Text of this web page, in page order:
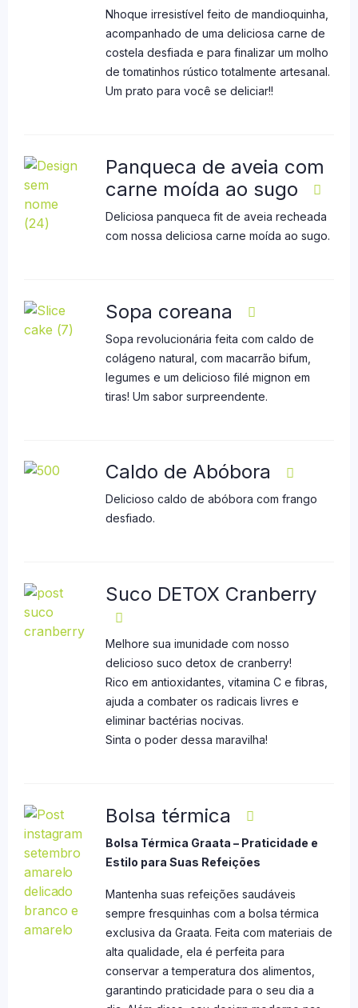
Nhoque irresistível feito de mandioquinha,
acompanhado de uma deliciosa carne de
costela desfiada e para finalizar um molho
de tomatinhos rústico totalmente artesanal.
Um prato para você se deliciar!!
Panqueca de aveia com
carne moída ao sugo
Deliciosa panqueca fit de aveia recheada
com nossa deliciosa carne moída ao sugo.
Sopa coreana
Sopa revolucionária feita com caldo de
colágeno natural, com macarrão bifum,
legumes e um delicioso filé mignon em
tiras! Um sabor surpreendente.
Caldo de Abóbora
Delicioso caldo de abóbora com frango
desfiado.
Suco DETOX Cranberry
Melhore sua imunidade com nosso
delicioso suco detox de cranberry!
Rico em antioxidantes, vitamina C e fibras,
ajuda a combater os radicais livres e
eliminar bactérias nocivas.
Sinta o poder dessa maravilha!
Bolsa térmica
Bolsa Térmica Graata – Praticidade e
Estilo para Suas Refeições
Mantenha suas refeições saudáveis
sempre fresquinhas com a bolsa térmica
exclusiva da Graata. Feita com materiais de
alta qualidade, ela é perfeita para
conservar a temperatura dos alimentos,
garantindo praticidade para o seu dia a